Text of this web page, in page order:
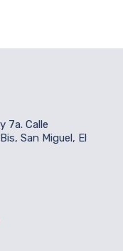
7a. Calle
San Miguel, El